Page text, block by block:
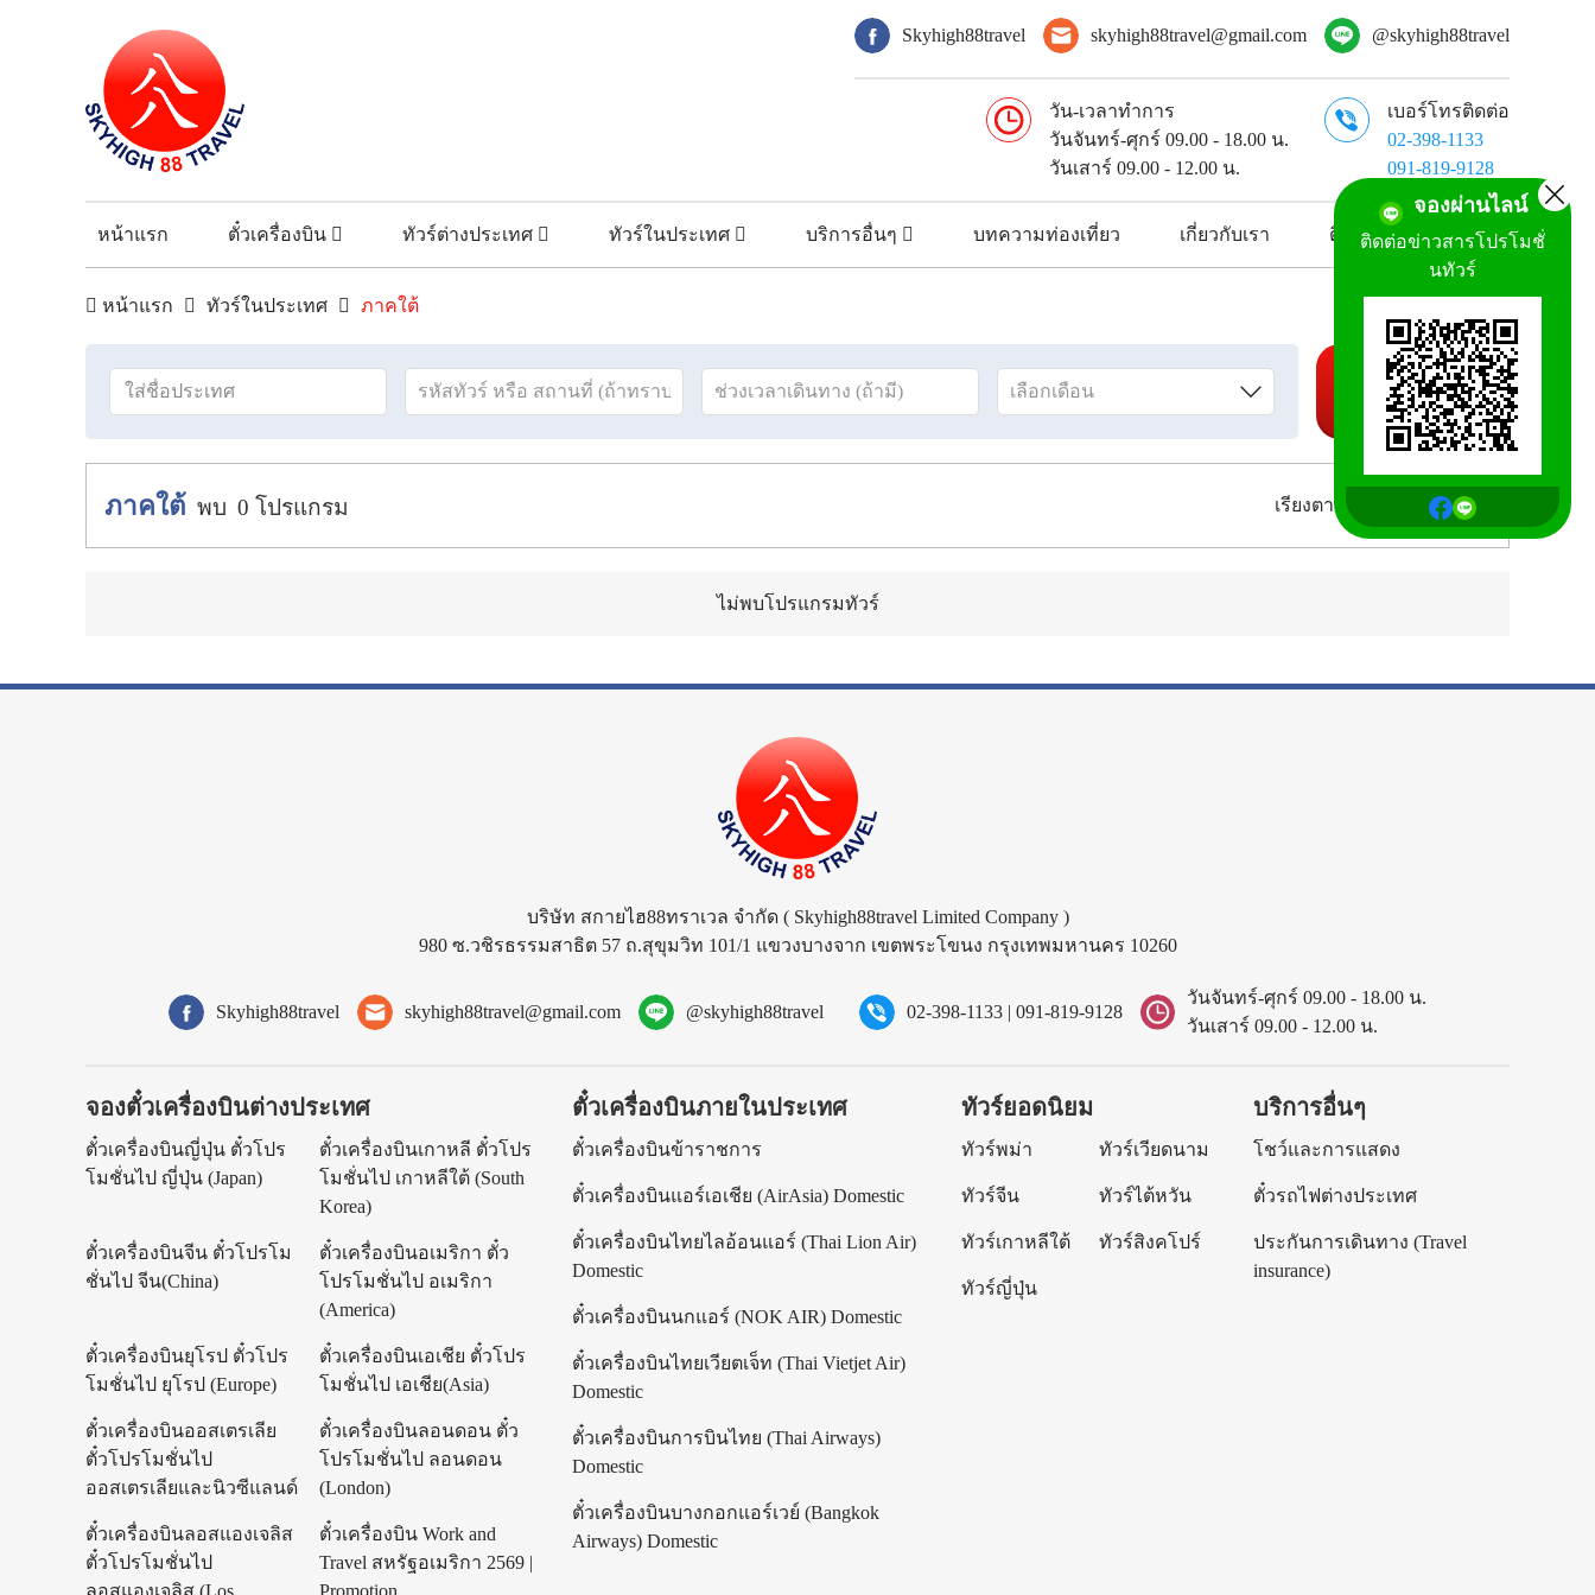
Skyhigh88travel skyhigh88travel@gmail.com @skyhigh88travel
วัน-เวลาทำการ
วันจันทร์-ศุกร์ 09.00 - 18.00 น.
วันเสาร์ 09.00 - 12.00 น.
เบอร์โทรติดต่อ
02-398-1133
091-819-9128
หน้าแรก ตั๋วเครื่องบิน ทัวร์ต่างประเทศ ทัวร์ในประเทศ บริการอื่นๆ บทความท่องเที่ยว เกี่ยวกับเรา ติดต่อเรา
หน้าแรก ทัวร์ในประเทศ ภาคใต้
ค้นหาทัวร์
ภาคใต้ พบ 0 โปรแกรม เรียงตาม
ไม่พบโปรแกรมทัวร์
บริษัท สกายไฮ88ทราเวล จำกัด ( Skyhigh88travel Limited Company )
980 ซ.วชิรธรรมสาธิต 57 ถ.สุขุมวิท 101/1 แขวงบางจาก เขตพระโขนง กรุงเทพมหานคร 10260
Skyhigh88travel skyhigh88travel@gmail.com @skyhigh88travel 02-398-1133 | 091-819-9128
วันจันทร์-ศุกร์ 09.00 - 18.00 น.
วันเสาร์ 09.00 - 12.00 น.
จองตั๋วเครื่องบินต่างประเทศ
ตั๋วเครื่องบินญี่ปุ่น ตั๋วโปร
โมชั่นไป ญี่ปุ่น (Japan)
ตั๋วเครื่องบินเกาหลี ตั๋วโปร
โมชั่นไป เกาหลีใต้ (South
Korea)
ตั๋วเครื่องบินจีน ตั๋วโปรโม
ชั่นไป จีน(China)
ตั๋วเครื่องบินอเมริกา ตั๋ว
โปรโมชั่นไป อเมริกา
(America)
ตั๋วเครื่องบินยุโรป ตั๋วโปร
โมชั่นไป ยุโรป (Europe)
ตั๋วเครื่องบินเอเชีย ตั๋วโปร
โมชั่นไป เอเชีย(Asia)
ตั๋วเครื่องบินออสเตรเลีย
ตั๋วโปรโมชั่นไป
ออสเตรเลียและนิวซีแลนด์
ตั๋วเครื่องบินลอนดอน ตั๋ว
โปรโมชั่นไป ลอนดอน
(London)
ตั๋วเครื่องบินลอสแองเจลิส
ตั๋วโปรโมชั่นไป
ลอสแองเจลิส (Los
ตั๋วเครื่องบิน Work and
Travel สหรัฐอเมริกา 2569 |
Promotion
ตั๋วเครื่องบินภายในประเทศ
ตั๋วเครื่องบินข้าราชการ
ตั๋วเครื่องบินแอร์เอเชีย (AirAsia) Domestic
ตั๋วเครื่องบินไทยไลอ้อนแอร์ (Thai Lion Air)
Domestic
ตั๋วเครื่องบินนกแอร์ (NOK AIR) Domestic
ตั๋วเครื่องบินไทยเวียตเจ็ท (Thai Vietjet Air)
Domestic
ตั๋วเครื่องบินการบินไทย (Thai Airways)
Domestic
ตั๋วเครื่องบินบางกอกแอร์เวย์ (Bangkok
Airways) Domestic
ทัวร์ยอดนิยม
ทัวร์พม่า ทัวร์เวียดนาม
ทัวร์จีน ทัวร์ไต้หวัน
ทัวร์เกาหลีใต้ ทัวร์สิงคโปร์
ทัวร์ญี่ปุ่น
บริการอื่นๆ
โชว์และการแสดง
ตั๋วรถไฟต่างประเทศ
ประกันการเดินทาง (Travel
insurance)
จองผ่านไลน์
ติดต่อข่าวสารโปรโมชั่
นทัวร์